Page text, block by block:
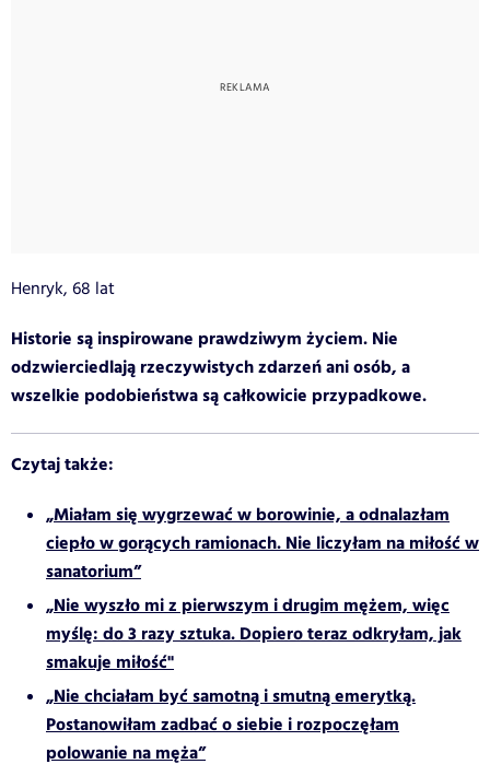
Henryk, 68 lat
Historie są inspirowane prawdziwym życiem. Nie
odzwierciedlają rzeczywistych zdarzeń ani osób, a
wszelkie podobieństwa są całkowicie przypadkowe.
Czytaj także:
„Miałam się wygrzewać w borowinie, a odnalazłam
ciepło w gorących ramionach. Nie liczyłam na miłość w
sanatorium”
„Nie wyszło mi z pierwszym i drugim mężem, więc
myślę: do 3 razy sztuka. Dopiero teraz odkryłam, jak
smakuje miłość"
„Nie chciałam być samotną i smutną emerytką.
Postanowiłam zadbać o siebie i rozpoczęłam
polowanie na męża”